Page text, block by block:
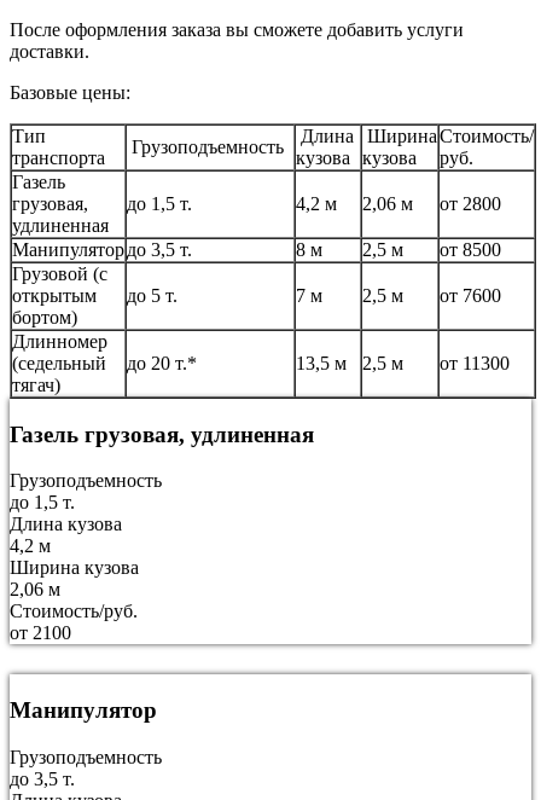
После оформления заказа вы сможете добавить услуги
доставки.
Базовые цены:
Тип
транспорта
Грузоподъемность
Длина
кузова
Ширина
кузова
Стоимость/
руб.
Газель
грузовая,
удлиненная
до 1,5 т. 4,2 м 2,06 м от 2800
Манипулятордо 3,5 т. 8 м 2,5 м
от 8500
Грузовой (с
открытым
бортом)
до 5 т. 7 м 2,5 м от 7600
Длинномер
(седельный
тягач)
до 20 т.* 13,5 м 2,5 м от 11300
Газель грузовая, удлиненная
Грузоподъемность
до 1,5 т.
Длина кузова
4,2 м
Ширина кузова
2,06 м
Стоимость/руб.
от 2100
Манипулятор
Грузоподъемность
до 3,5 т.